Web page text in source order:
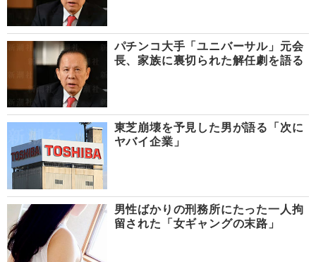
パチンコ大手「ユニバーサル」元会
長、家族に裏切られた解任劇を語る
東芝崩壊を予見した男が語る「次に
ヤバイ企業」
男性ばかりの刑務所にたった一人拘
留された「女ギャングの末路」